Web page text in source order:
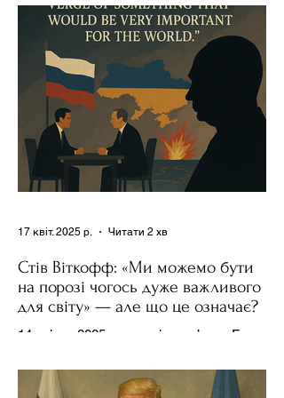
Стів Віткофф: «Ми можемо бути
на порозі чогось дуже важливого
для світу» — але що це означає?
14 квітня 2025 року , в інтерв’ю на Fox
Трампа та бізнесмен Стів Віткофф
поділився враженнями після...
17 квіт. 2025 р. Читати 2 хв